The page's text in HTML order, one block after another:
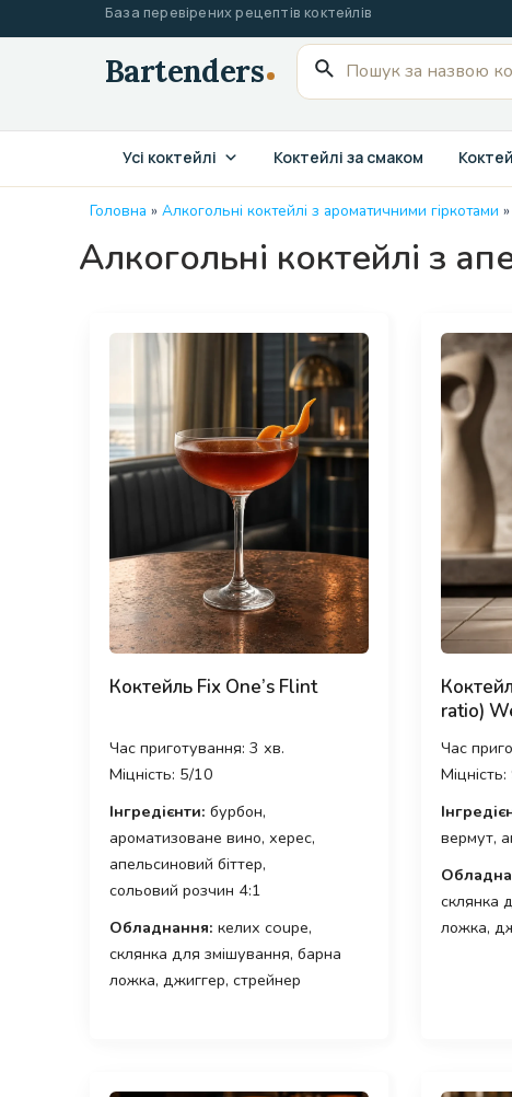
до
База перевірених рецептів коктейлів
Пошук
для:
Усі коктейлі Коктейлі за смаком
Головна » Алкогольні коктейлі з ароматичними гіркотами »
Алкогольні коктейлі з
Коктейль Fix One’s Flint
Час приготування: 3 хв.
Міцність: 5/10
Інгредієнти: бурбон,
ароматизоване вино, херес,
апельсиновий біттер,
сольовий розчин 4:1
Обладнання: келих coupe,
склянка для змішування, барна
ложка, джиггер, стрейнер
ratio)
Час
вермут,
склянка
ложка,